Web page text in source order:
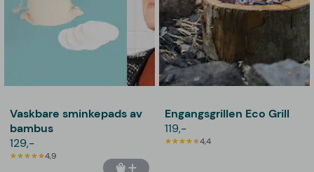
Vaskbare sminkepads av
bambus
129,-
4,9
Engangsgrillen Eco Grill
119,-
4,4